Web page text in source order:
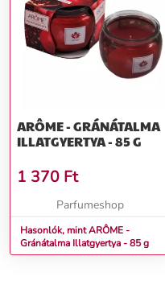
ARÔME - GRÁNÁTALMA
ILLATGYERTYA - 85 G
1 370 Ft
Parfumeshop
Hasonlók, mint ARÔME -
Gránátalma Illatgyertya - 85 g